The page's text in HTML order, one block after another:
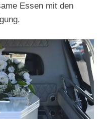
Essen mit den